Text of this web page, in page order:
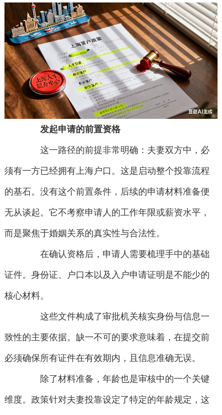
发起申请的前置资格
这一路径的前提非常明确：夫妻双方中，必
须有一方已经拥有上海户口。这是启动整个投靠流程
的基石。没有这个前置条件，后续的申请材料准备便
无从谈起。它不考察申请人的工作年限或薪资水平，
而是聚焦于婚姻关系的真实性与合法性。
在确认资格后，申请人需要梳理手中的基础
证件。身份证、户口本以及入户申请证明是不能少的
核心材料。
这些文件构成了审批机关核实身份与信息一
致性的主要依据。缺一不可的要求意味着，在提交前
必须确保所有证件在有效期内，且信息准确无误。
除了材料准备，年龄也是审核中的一个关键
维度。政策针对夫妻投靠设定了特定的年龄规定，这